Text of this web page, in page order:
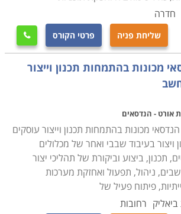
חדרה
שליחת פניה פרטי הקורס 
מכונות בהתמחות תכנון וייצור
אורט - הנדסאים
הנדסאי מכונות בהתמחות תכנון וייצור עוסקים
ויצור בעיבוד שבבי ואחר של מכלולים
תכנון, ביצוע וביקורת של תהליכי יצור
ניהול, תפעול ואחזקת מערכות
פיתוח פעיל של
ביאליק רחובות